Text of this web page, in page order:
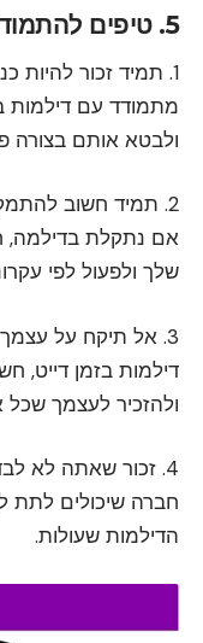
5. טיפים להתמודדות עם דילמות בזמן דייט
1. תמיד זכור
מתמודד עם דילמות
ולבטא אותם בצורה
2. תמיד חשוב
אם נתקלת בדילמה,
שלך ולפעול לפי
3. אל תיקח על
דילמות בזמן דייט,
ולהזכיר לעצמך
4. זכור שאתה לא
חברה שיכולים לתת
הדילמות שעולות.